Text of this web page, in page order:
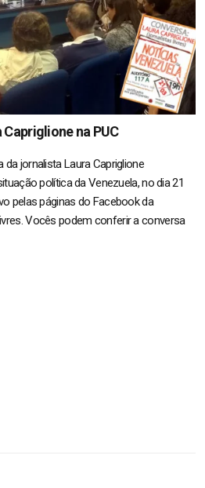
na PUC
da jornalista Laura Capriglione
política da Venezuela, no dia 21
pelas páginas do Facebook da
Vocês podem conferir a conversa